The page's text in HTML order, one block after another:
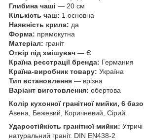
Глибина чаші — 20 см
Кількість чаш: 1 основна
Наявність крила: да
Форма: прямокутна
Матеріал: граніт
Отвір під змішувач — Є
Країна реєстрації бренда: Германия
Країна-виробник товару: Україна
Тип встановлення — врізна
Варіант виготовлення: обертова
Колір кухонної гранітної мийки, 6
Авена, Бежевий, Коричневий, Сірий.
Ударостійкість гранітної мийки:
натуральний граніт. DIN EN438-2